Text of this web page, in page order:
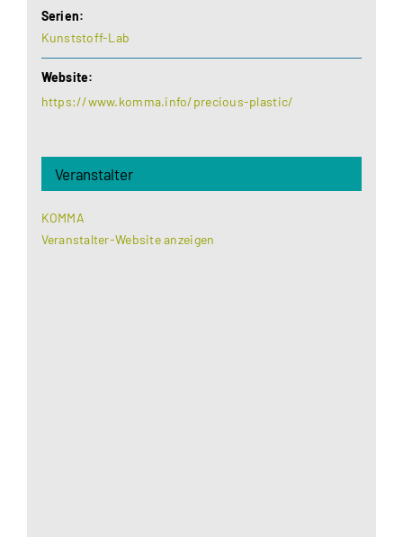
Serien:
Kunststoff-Lab
Website:
https://www.komma.info/precious-plastic/
Veranstalter
KOMMA
Veranstalter-Website anzeigen